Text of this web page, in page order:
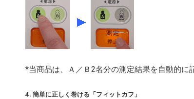
*当商品は、Ａ／Ｂ2名分の測定結果を自動的に
4. 簡単に正しく巻ける「フィットカフ」